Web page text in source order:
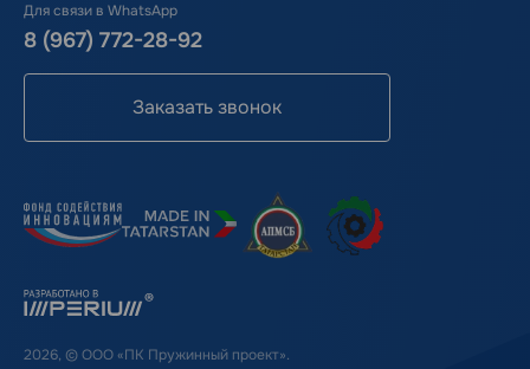
Для связи в WhatsApp
8 (967) 772-28-92
Заказать звонок
2026, © ООО «ПК Пружинный проект».